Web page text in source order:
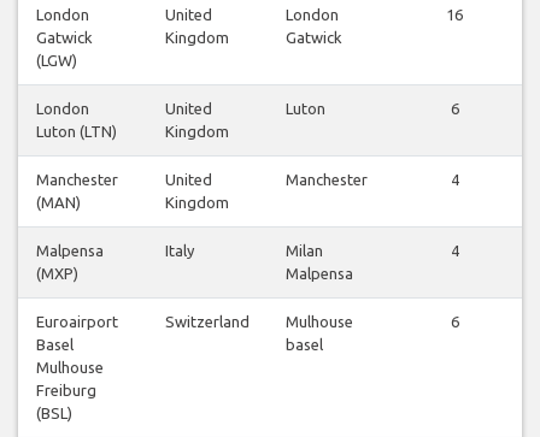
London
Gatwick
(LGW)
United
Kingdom
London
Gatwick
16
London
Luton (LTN)
United
Kingdom
Luton
6
Manchester
(MAN)
United
Kingdom
Manchester
4
Malpensa
(MXP)
Italy
Milan
Malpensa
4
Euroairport
Basel
Mulhouse
Freiburg
(BSL)
Switzerland
Mulhouse
basel
6